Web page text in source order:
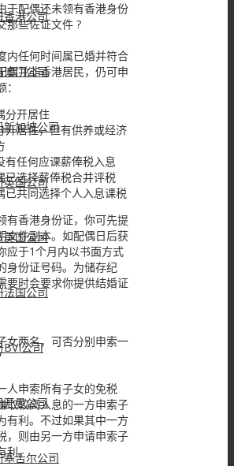
香港公司
澳门公司
新加坡公司
英国公司
美国公司
法国公司
BVI公司
开曼公司
塞舌尔公司
于配偶还未领有香港身份
那些佐证文件 ?
内任何时间属已婚并符合
偶并非香港居民，仍可申
分开居住
开居住，但有供养或经济
有任何应课薪俸税入息
已选择薪俸税合并评税
已共同选择个人入息课税
有香港身份证，你可先提
文件副本。如配偶日后获
应于1个月内以书面方式
身份证号码。为储存纪
要时会要求你提供结婚证
女两名，可否分别申索一
人申索所有子女的免税
取较高入息的一方申索子
有利。不过如果其中一方
，则由另一方申请申索子
利。